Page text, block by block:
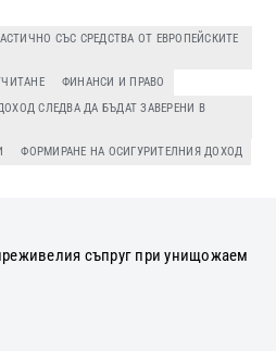
СЪС СРЕДСТВА ОТ ЕВРОПЕЙСКИТЕ
ФИНАНСИ И ПРАВО
СЛЕДВА ДА БЪДАТ ЗАВЕРЕНИ В
ФОРМИРАНЕ НА ОСИГУРИТЕЛНИЯ ДОХОД
съпруг при унищожаем